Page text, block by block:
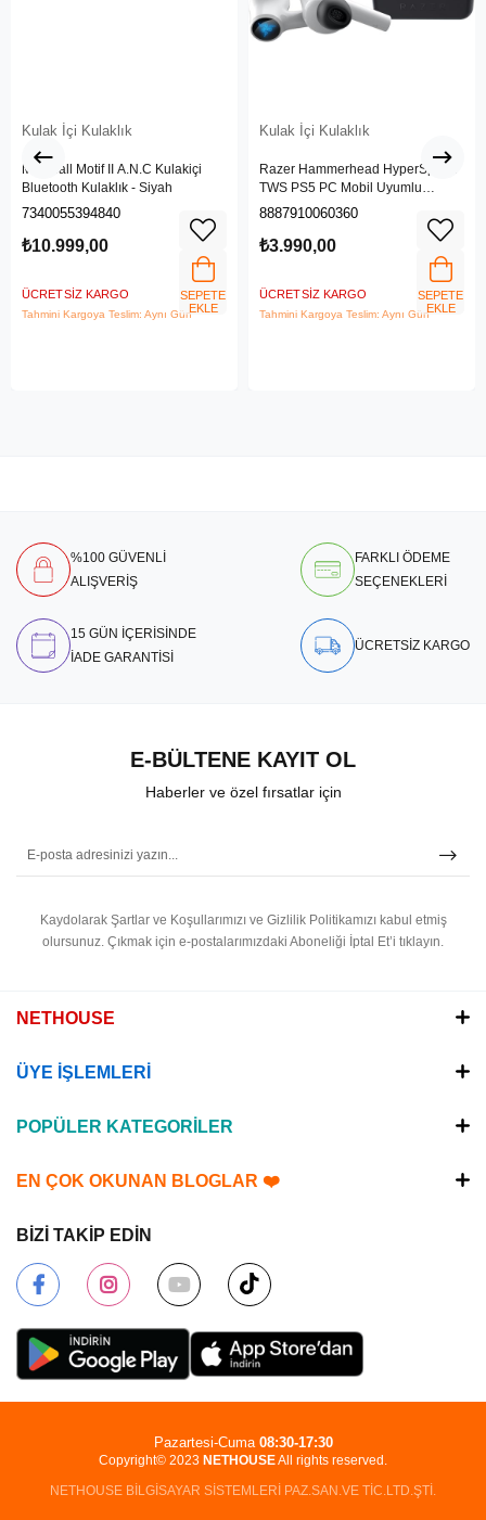
Kulak İçi Kulaklık
Marshall Motif II A.N.C Kulakiçi
Bluetooth Kulaklık - Siyah
7340055394840
₺10.999,00
ÜCRETSIZ KARGO
Tahmini Kargoya Teslim: Aynı Gün
SEPETE
EKLE
Kulak İçi Kulaklık
Razer Hammerhead HyperSpeed
TWS PS5 PC Mobil Uyumlu
Kablosuz Gaming Kulaklık RZ12-
8887910060360
₺3.990,00
ÜCRETSIZ KARGO
Tahmini Kargoya Teslim: Aynı Gün
SEPETE
EKLE
%100 GÜVENLİ
ALIŞVERİŞ
FARKLI ÖDEME
SEÇENEKLERİ
15 GÜN İÇERİSİNDE
İADE GARANTİSİ
ÜCRETSİZ KARGO
E-BÜLTENE KAYIT OL
Haberler ve özel fırsatlar için
Kaydolarak Şartlar ve Koşullarımızı ve Gizlilik Politikamızı kabul etmiş
olursunuz. Çıkmak için e-postalarımızdaki Aboneliği İptal Et’i tıklayın.
NETHOUSE
ÜYE İŞLEMLERİ
POPÜLER KATEGORİLER
EN ÇOK OKUNAN BLOGLAR ❤️
BİZİ TAKİP EDİN
Copyright© 2023 NETHOUSEAll rights reserved.
NETHOUSE BİLGİSAYAR SİSTEMLERİ PAZ.SAN.VE TİC.LTD.ŞTİ.
Pazartesi-Cuma 08:30-17:30